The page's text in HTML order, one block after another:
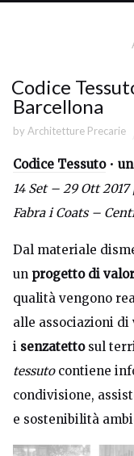
Codice
Barcellona
by Architetture Precarie
Codice Tessuto•
14 Set – 29 Ott 2017
Fabra i Coats –
Dal materiale
un progetto di
qualità vengono
alle associazioni
i senzatettosul
tessutocontiene
condivisione,
e sostenibilità